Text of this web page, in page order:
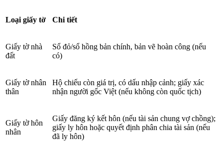
Loại giấy tờ Chi tiết
Giấy tờ nhà
đất
Sổ đỏ/sổ hồng bản chính, bản vẽ hoàn công (nếu
có)
Giấy tờ nhân
thân
Hộ chiếu còn giá trị, có dấu nhập cảnh; giấy xác
nhận người gốc Việt (nếu không còn quốc tịch)
Giấy tờ hôn
nhân
Giấy đăng ký kết hôn (nếu tài sản chung vợ chồng);
giấy ly hôn hoặc quyết định phân chia tài sản (nếu
đã ly hôn)